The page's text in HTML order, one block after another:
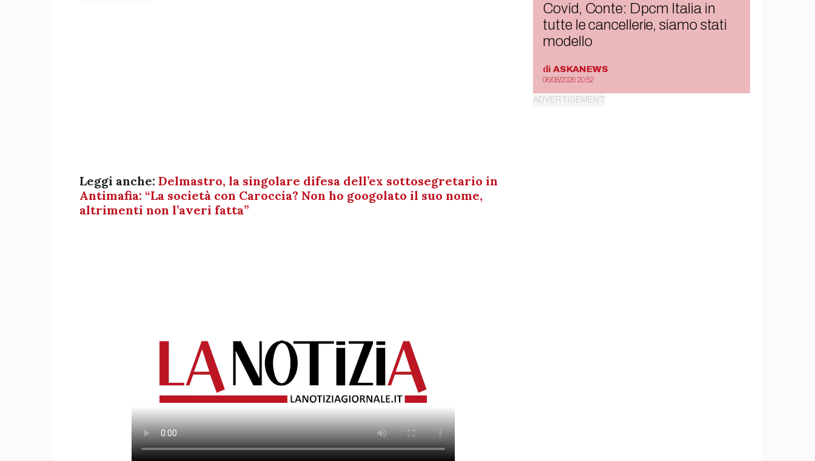
Leggi anche: Delmastro, la singolare difesa dell’ex sottosegretario in
Antimafia: “La società con Caroccia? Non ho googolato il suo nome,
altrimenti non l’averi fatta”
Covid, Conte: Dpcm Italia in
tutte le cancellerie, siamo stati
modello
di ASKANEWS
06/08/2026 20:52